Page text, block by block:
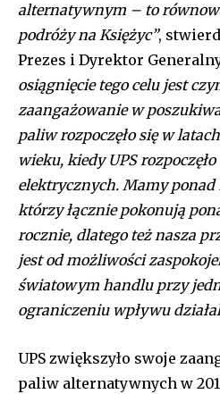
alternatywnym – to
podróży na Księżyc”,
Prezes i Dyrektor Generalny
osiągnięcie tego celu jest
zaangażowanie w
paliw rozpoczęło się w
wieku, kiedy UPS
elektrycznych. Mamy ponad
którzy łącznie pokonują
rocznie, dlatego też nasza
jest od możliwości
światowym handlu przy
ograniczeniu wpływu
UPS zwiększyło swoje
paliw alternatywnych w